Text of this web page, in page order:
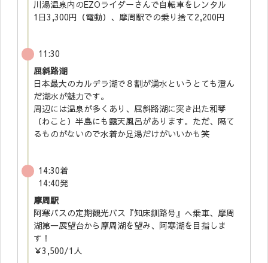
川湯温泉内のEZOライダーさんで自転車をレンタル
1日3,300円（電動）、摩周駅での乗り捨て2,200円
11:30
屈斜路湖
日本最大のカルデラ湖で８割が湧水というとても澄ん
だ湖水が魅力です。
周辺には温泉が多くあり、屈斜路湖に突き出た和琴
（わこと）半島にも露天風呂があります。ただ、隔て
るものがないので水着か足湯だけがいいかも笑
14:30着
14:40発
摩周駅
阿寒バスの定期観光バス『知床釧路号』へ乗車、摩周
湖第一展望台から摩周湖を望み、阿寒湖を目指しま
す！
￥3,500/1人